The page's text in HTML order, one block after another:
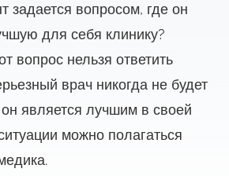
задается вопросом, где он
для себя клинику?
вопрос нельзя ответить
врач никогда не будет
является лучшим в своей
можно полагаться